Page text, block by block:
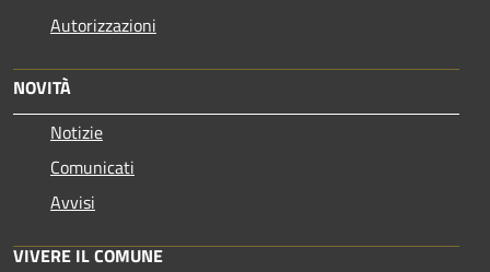
Autorizzazioni
NOVITÀ
Notizie
Comunicati
Avvisi
VIVERE IL COMUNE